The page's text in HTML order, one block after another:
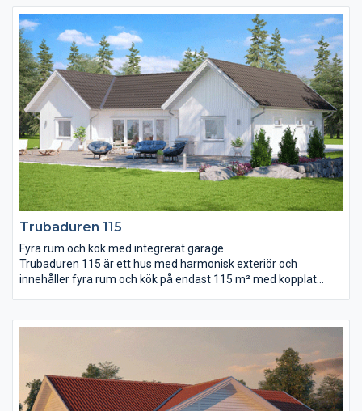
träffpunkten. Ryggåstaket, burspråket, de generösa fönstren
och de sex utgångsmöjligheterna i alla fyra väderstrecken får
huset att andas. Det utskjutande taket över uteplatsen utgör
ett bra väderskydd och mjukar upp övergången från inne till
ute.
Trubaduren 115
Fyra rum och kök med integrerat garage
Trubaduren 115 är ett hus med harmonisk exteriör och
innehåller fyra rum och kök på endast 115 m² med kopplat
vardagsrum i en gemensam, ljus och öppen samvarodel.
Sovrummen ligger väl avskilda från varandra för ostörd
återhämtning.